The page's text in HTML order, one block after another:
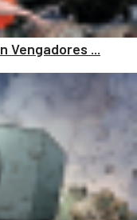
Vengadores ...